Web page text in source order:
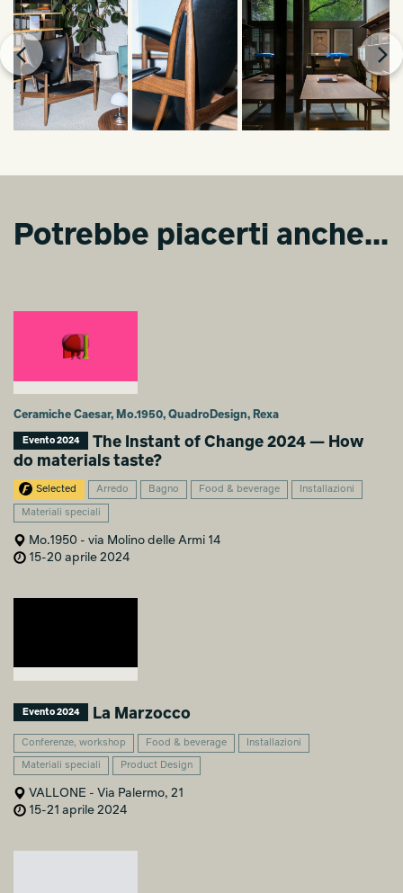
Potrebbe piacerti anche...
Ceramiche Caesar, Mo.1950, QuadroDesign, Rexa
Evento 2024
The Instant of Change 2024 — How
do materials taste?
Selected Arredo Bagno Food & beverage Installazioni
Materiali speciali
Mo.1950 - via Molino delle Armi 14
15-20 aprile 2024
Evento 2024 La Marzocco
Conferenze, workshop Food & beverage Installazioni
Materiali speciali Product Design
VALLONE - Via Palermo, 21
15-21 aprile 2024